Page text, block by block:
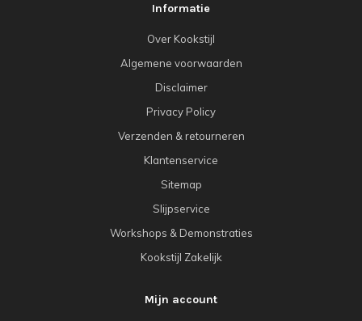
Informatie
Over Kookstijl
Algemene voorwaarden
Disclaimer
Privacy Policy
Verzenden & retourneren
Klantenservice
Sitemap
Slijpservice
Workshops & Demonstraties
Kookstijl Zakelijk
Mijn account